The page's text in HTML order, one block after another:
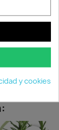
y cookies